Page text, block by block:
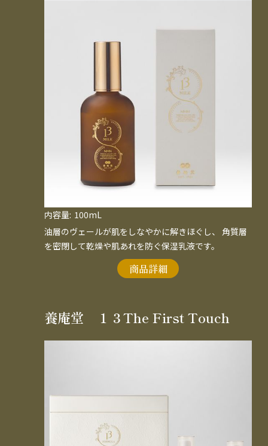
商品詳細
内容量: 100mL
油層のヴェールが肌をしなやかに解きほぐし、 角質層
を密閉して乾燥や肌あれを防ぐ保湿乳液です。
養庵堂 １３The First Touch